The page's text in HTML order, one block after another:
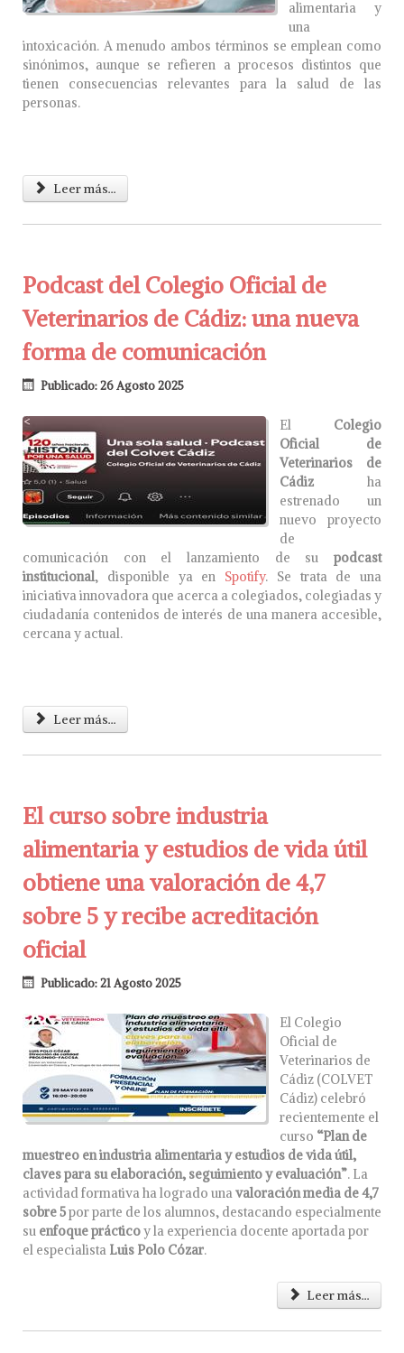
alimentaria y
una
intoxicación. A menudo ambos términos se emplean como
sinónimos, aunque se refieren a procesos distintos que
tienen consecuencias relevantes para la salud de las
personas.
Leer más...
Podcast del Colegio Oficial de
Veterinarios de Cádiz: una nueva
forma de comunicación
Publicado: 26 Agosto 2025
El Colegio
Oficial de
Veterinarios de
Cádiz ha
estrenado un
nuevo proyecto
de
comunicación con el lanzamiento de su podcast
institucional, disponible ya en Spotify. Se trata de una
iniciativa innovadora que acerca a colegiados, colegiadas y
ciudadanía contenidos de interés de una manera accesible,
cercana y actual.
Leer más...
El curso sobre industria
alimentaria y estudios de vida útil
obtiene una valoración de 4,7
sobre 5 y recibe acreditación
oficial
Publicado: 21 Agosto 2025
El Colegio
Oficial de
Veterinarios de
Cádiz (COLVET
Cádiz) celebró
recientemente el
curso “Plan de
muestreo en industria alimentaria y estudios de vida útil,
claves para su elaboración, seguimiento y evaluación”. La
actividad formativa ha logrado unavaloración media de 4,7
sobre 5por parte de los alumnos, destacando especialmente
su enfoque prácticoy la experiencia docente aportada por
el especialista Luis Polo Cózar.
Leer más...